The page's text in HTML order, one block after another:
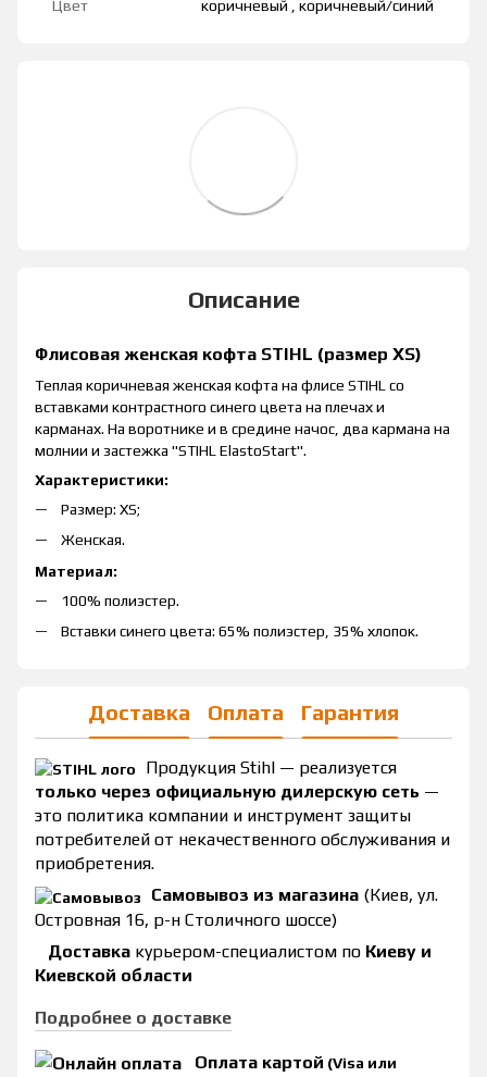
Цвет коричневый , коричневый/синий
Описание
Флисовая женская кофта STIHL (размер XS)
Теплая коричневая женская кофта на флисе STIHL со
вставками контрастного синего цвета на плечах и
карманах. На воротнике и в средине начос, два кармана на
молнии и застежка "STIHL ElastoStart".
Характеристики:
Размер: XS;
Женская.
Материал:
100% полиэстер.
Вставки синего цвета: 65% полиэстер, 35% хлопок.
Доставка Оплата Гарантия
Продукция Stihl — реализуется
только через официальную дилерскую сеть —
это политика компании и инструмент защиты
потребителей от некачественного обслуживания и
приобретения.
Самовывоз из магазина (Киев, ул.
Островная 16, р-н Столичного шоссе)
Доставка курьером-специалистом по Киеву и
Киевской области
Подробнее о доставке
Оплата картой (Visa или